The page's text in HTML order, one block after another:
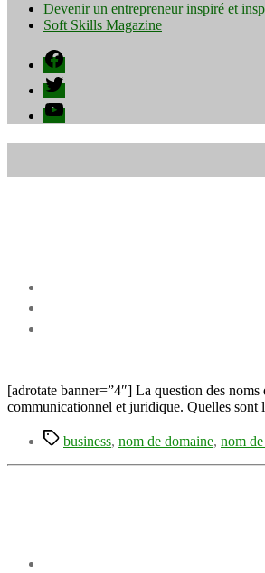
Devenir un entrepreneur inspiré et
Soft Skills Magazine
Facebook
Twitter
YouTube
[adrotate banner=”4″] La question des
communicationnel et juridique. Quelles sont
Étiquettes
business, nom de domaine, nom